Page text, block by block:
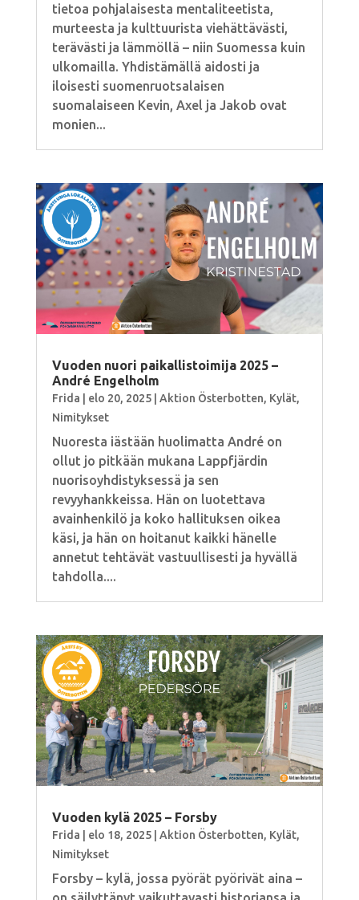
tietoa pohjalaisesta mentaliteetista,
murteesta ja kulttuurista viehättävästi,
terävästi ja lämmöllä – niin Suomessa kuin
ulkomailla. Yhdistämällä aidosti ja
iloisesti suomenruotsalaisen
suomalaiseen Kevin, Axel ja Jakob ovat
monien...
Vuoden nuori paikallistoimija 2025 –
André Engelholm
Frida elo 20, 2025| Aktion Österbotten, Kylät,
Nimitykset
Nuoresta iästään huolimatta André on
ollut jo pitkään mukana Lappfjärdin
nuorisoyhdistyksessä ja sen
revyyhankkeissa. Hän on luotettava
avainhenkilö ja koko hallituksen oikea
käsi, ja hän on hoitanut kaikki hänelle
annetut tehtävät vastuullisesti ja hyvällä
tahdolla....
Vuoden kylä 2025 – Forsby
Frida elo 18, 2025| Aktion Österbotten, Kylät,
Nimitykset
Forsby – kylä, jossa pyörät pyörivät aina –